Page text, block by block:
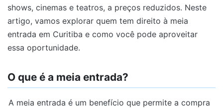
shows, cinemas e teatros, a preços reduzidos. Neste
artigo, vamos explorar quem tem direito à meia
entrada em Curitiba e como você pode aproveitar
essa oportunidade.
O que é a meia entrada?
A meia entrada é um benefício que permite a compra